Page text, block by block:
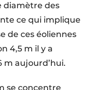
égouttage
diamètre des
ce qui implique
de ces éoliennes
4,5 m il y a
m aujourd’hui.
se concentre